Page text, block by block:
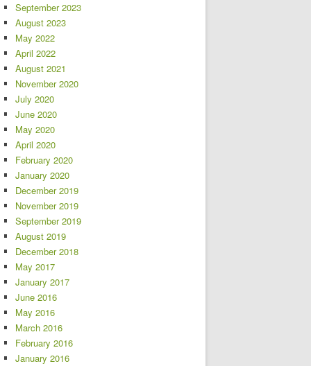
September 2023
August 2023
May 2022
April 2022
August 2021
November 2020
July 2020
June 2020
May 2020
April 2020
February 2020
January 2020
December 2019
November 2019
September 2019
August 2019
December 2018
May 2017
January 2017
June 2016
May 2016
March 2016
February 2016
January 2016